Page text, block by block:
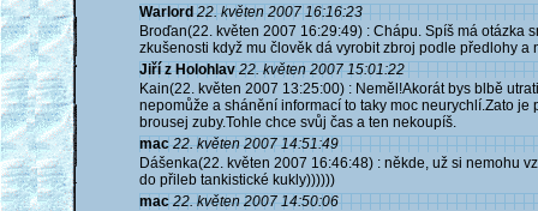
Warlord 22. květen 2007 16:16:23
Broďan(22. květen 2007 16:29:49) : Chápu. Spíš má otázka
zkušenosti když mu člověk dá vyrobit zbroj podle předlohy a
Jiří z Holohlav 22. květen 2007 15:01:22
Kain(22. květen 2007 13:25:00) : Neměl!Akorát bys blbě
nepomůže a shánění informací to taky moc neurychlí.Zato
brousej zuby.Tohle chce svůj čas a ten nekoupíš.
mac 22. květen 2007 14:51:49
Dášenka(22. květen 2007 16:46:48) : někde, už si nemohu
do přileb tankistické kukly))))))
mac 22. květen 2007 14:50:06